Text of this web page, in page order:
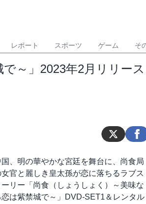
レポート スポーツ ゲーム そ
～」2023年2月リリース
国、明の華やかな宮廷を舞台に、尚食局
女官と麗しき皇太孫が恋に落ちるラブス
ーリー「尚食（しょうしょく）～美味な
恋は紫禁城で～」DVD-SET1＆レンタル